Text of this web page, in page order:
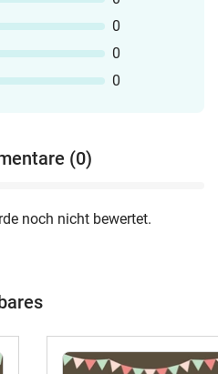
0
0
0
(0)
noch nicht bewertet.